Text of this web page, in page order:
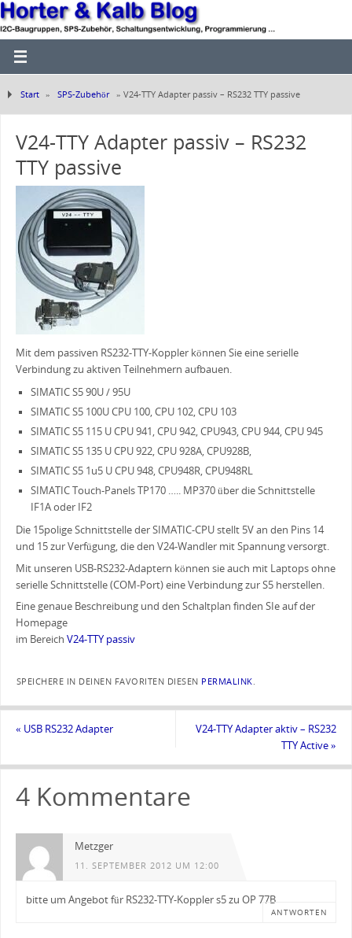
Start » SPS-Zubehör » V24-TTY Adapter passiv – RS232 TTY passive
V24-TTY Adapter passiv – RS232
TTY passive
Mit dem passiven RS232-TTY-Koppler können Sie eine serielle
Verbindung zu aktiven Teilnehmern aufbauen.
SIMATIC S5 90U / 95U
SIMATIC S5 100U CPU 100, CPU 102, CPU 103
SIMATIC S5 115 U CPU 941, CPU 942, CPU943, CPU 944, CPU 945
SIMATIC S5 135 U CPU 922, CPU 928A, CPU928B,
SIMATIC S5 1u5 U CPU 948, CPU948R, CPU948RL
SIMATIC Touch-Panels TP170 ….. MP370 über die Schnittstelle
IF1A oder IF2
Die 15polige Schnittstelle der SIMATIC-CPU stellt 5V an den Pins 14
und 15 zur Verfügung, die den V24-Wandler mit Spannung versorgt.
Mit unseren USB-RS232-Adaptern können sie auch mit Laptops ohne
serielle Schnittstelle (COM-Port) eine Verbindung zur S5 herstellen.
Eine genaue Beschreibung und den Schaltplan finden SIe auf der
Homepage
im Bereich V24-TTY passiv
SPEICHERE IN DEINEN FAVORITEN DIESEN PERMALINK.
« USB RS232 Adapter
V24-TTY Adapter aktiv – RS232
TTY Active»
4 Kommentare
Metzger
11. SEPTEMBER 2012 UM 12:00
bitte um Angebot für RS232-TTY-Koppler s5 zu OP 77B
ANTWORTEN